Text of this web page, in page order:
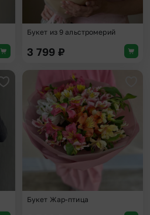
Букет из 9 альстромерий
3 799 ₽
Добавить в избранное
Букет Жар-птица